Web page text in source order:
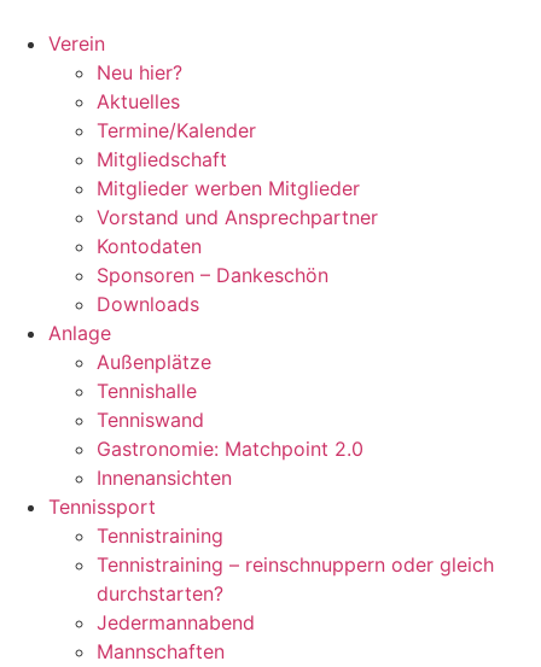
Inhalt
springen
Verein
Neu hier?
Aktuelles
Termine/Kalender
Mitgliedschaft
Mitglieder werben Mitglieder
Vorstand und Ansprechpartner
Kontodaten
Sponsoren – Dankeschön
Downloads
Anlage
Außenplätze
Tennishalle
Tenniswand
Gastronomie: Matchpoint 2.0
Innenansichten
Tennissport
Tennistraining
Tennistraining – reinschnuppern oder gleich
durchstarten?
Jedermannabend
Mannschaften